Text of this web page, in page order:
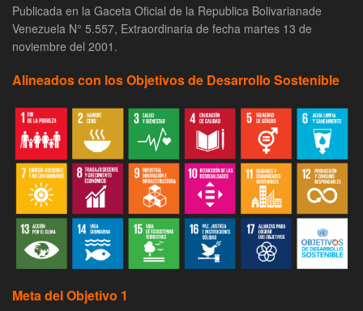
Publicada en la Gaceta Oficial de la Republica Bolivarianade
Venezuela N° 5.557, Extraordinaria de fecha martes 13 de
noviembre del 2001.
Alineados con los Objetivos de Desarrollo Sostenible
Meta del Objetivo 1